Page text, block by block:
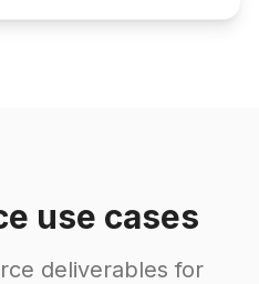
use cases
deliverables for